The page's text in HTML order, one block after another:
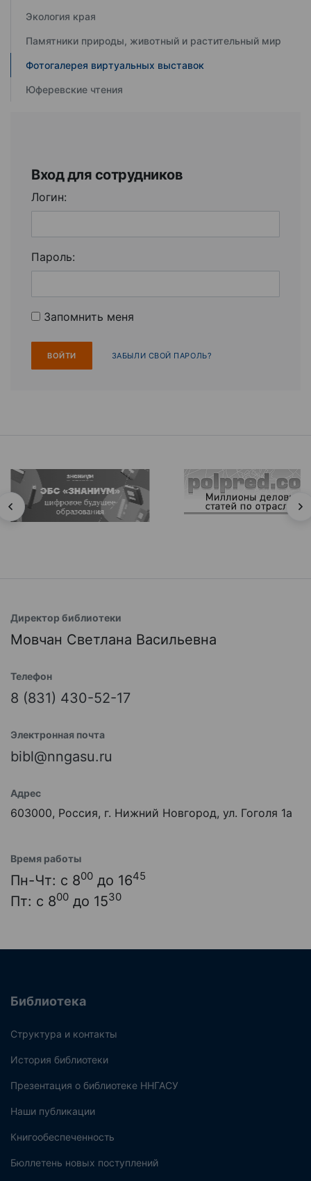
Экология края
Памятники природы, животный и растительный мир
Фотогалерея виртуальных выставок
Юферевские чтения
Вход для сотрудников
Логин:
Пароль:
Запомнить меня
ЗАБЫЛИ СВОЙ ПАРОЛЬ?
Директор библиотеки
Мовчан Светлана Васильевна
Телефон
8 (831) 430-52-17
Электронная почта
bibl@nngasu.ru
Адрес
603000, Россия, г. Нижний Новгород, ул. Гоголя 1а
Время работы
Пн-Чт: с 800 до 1645
Пт: с 800 до 1530
Библиотека
Структура и контакты
История библиотеки
Презентация о библиотеке ННГАСУ
Наши публикации
Книгообеспеченность
Бюллетень новых поступлений